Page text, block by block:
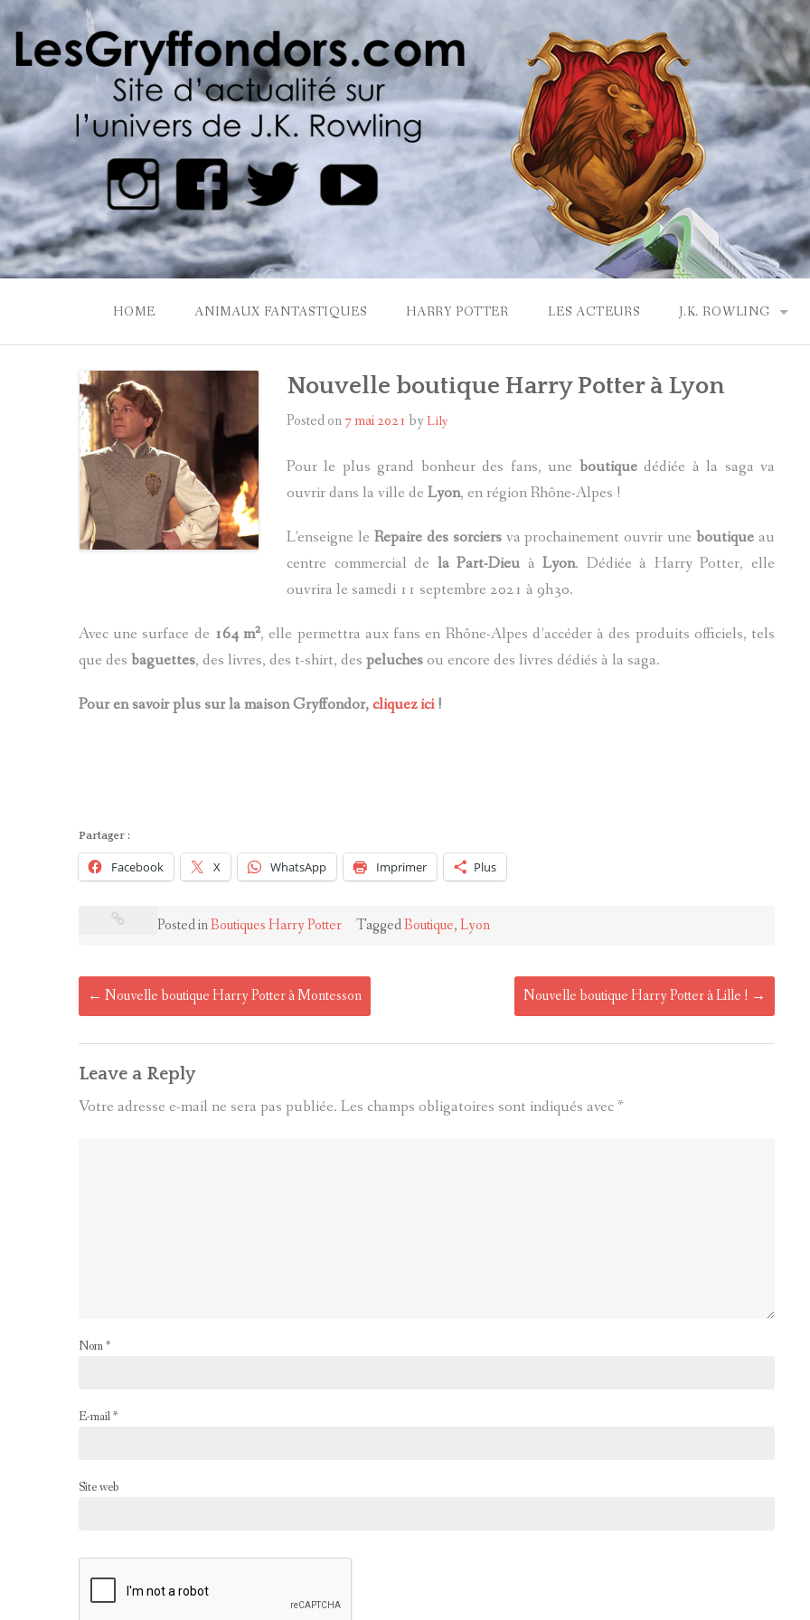
Skip
to
content
HOME ANIMAUX FANTASTIQUES HARRY POTTER LES ACTEURS J.K. ROWLING
J.K. ROWLING
Nouvelle boutique Harry Potter à Lyon
Posted on7 mai 2021 by Lily
Pour le plus grand bonheur des fans, une boutiquedédiée à la saga va
ouvrir dans la ville de Lyon, en région Rhône-Alpes !
L’enseigne le Repaire des sorciersva prochainement ouvrir uneboutique au
centre commercial de la Part-Dieu à Lyon. Dédiée à Harry Potter, elle
ouvrira le samedi 11 septembre 2021 à 9h30.
Avec une surface de 164 m², elle permettra aux fans en Rhône-Alpes d’accéder à des produits officiels, tels
que des baguettes, des livres, des t-shirt, des peluchesou encore des livres dédiés à la saga.
Pour en savoir plus sur la maison Gryffondor,cliquez ici!
Partager :
Facebook X WhatsApp Imprimer Plus
Posted inBoutiques Harry Potter TaggedBoutique,Lyon
Post
navigation
← Nouvelle boutique Harry Potter à Montesson Nouvelle boutique Harry Potter à Lille ! →
Leave a Reply
Votre adresse e-mail ne sera pas publiée. Les champs obligatoires sont indiqués avec*
Nom*
E-mail*
Site web